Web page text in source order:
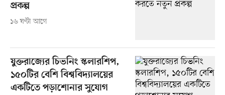
প্রকল্প
১৬ ঘণ্টা আগে
যুক্তরাজ্যের চিভনিং স্কলারশিপ,
১৫০টির বেশি বিশ্ববিদ্যালয়ের
একটিতে পড়াশোনার সুযোগ